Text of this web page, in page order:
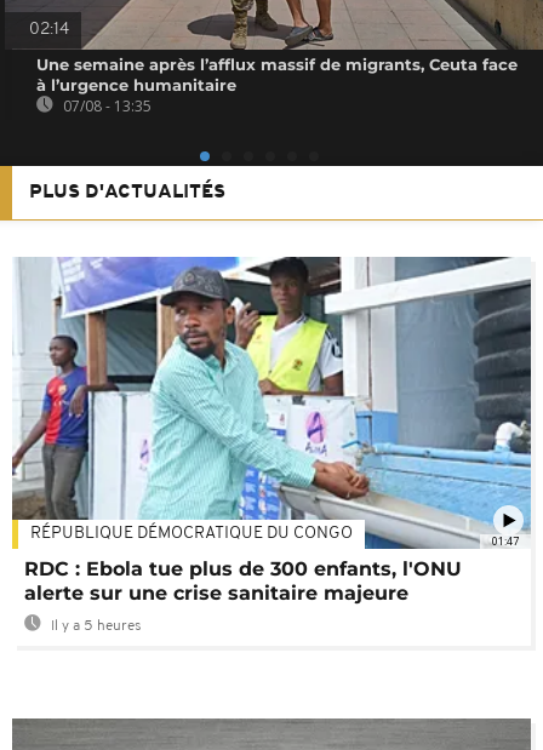
02:14
Une semaine après l’afflux massif de migrants, Ceuta face
à l’urgence humanitaire
07/08 - 13:35
PLUS D'ACTUALITÉS
01:47
RÉPUBLIQUE DÉMOCRATIQUE DU CONGO
RDC : Ebola tue plus de 300 enfants, l'ONU
alerte sur une crise sanitaire majeure
Il y a 5 heures